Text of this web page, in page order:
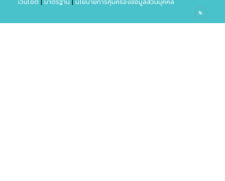
เว็บไซต์| มาตรฐาน | นโยบายการคุ้มครองข้อมูลส่วนบุคคล